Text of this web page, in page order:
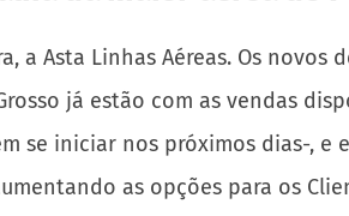
a Asta Linhas Aéreas. Os novos
já estão com as vendas
se iniciar nos próximos dias-, e
as opções para os